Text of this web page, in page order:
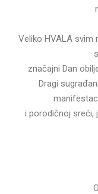
Veliko HVALA svim
značajni Dan
Dragi
i porodičnoj sreći,